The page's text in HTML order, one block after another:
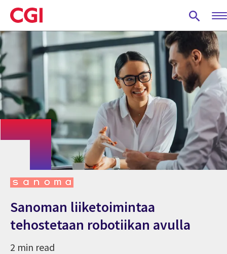
Skip
to
main
Sanoman liiketoimintaa
tehostetaan robotiikan avulla
2 min read